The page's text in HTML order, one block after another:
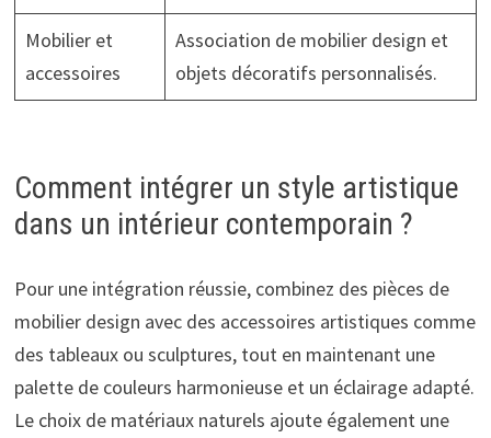
Mobilier et
accessoires
Association de mobilier design et
objets décoratifs personnalisés.
Comment intégrer un style artistique
dans un intérieur contemporain ?
Pour une intégration réussie, combinez des pièces de
mobilier design avec des accessoires artistiques comme
des tableaux ou sculptures, tout en maintenant une
palette de couleurs harmonieuse et un éclairage adapté.
Le choix de matériaux naturels ajoute également une